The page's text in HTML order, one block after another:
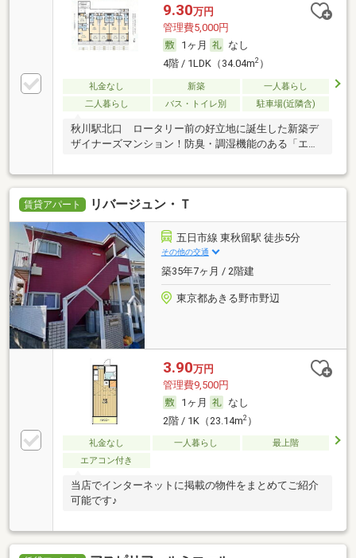
9.30万円
管理費5,000円
1ヶ月
なし
4階 / 1LDK（34.04m2）
礼金なし 新築
一人暮らし
二人暮らし
バス・トイレ別 駐車場(近隣含)
秋川駅北口 ロータリー前の好立地に誕生した新築デ
ザイナーズマンション！防臭・調湿機能のある「エコ
賃貸アパート リバージュン・Ｔ
五日市線 東秋留駅 徒歩5分
その他の交通
築35年7ヶ月 / 2階建
東京都あきる野市野辺
3.90万円
管理費9,500円
1ヶ月
なし
2階 / 1K（23.14m2）
礼金なし 一人暮らし
最上階
エアコン付き
当店でインターネットに掲載の物件をまとめてご紹介
可能です♪